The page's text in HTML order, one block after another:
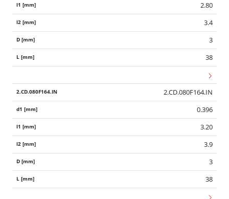
2.80
3.4
3
38
2.CD.080F164.IN
0.396
3.20
3.9
3
38